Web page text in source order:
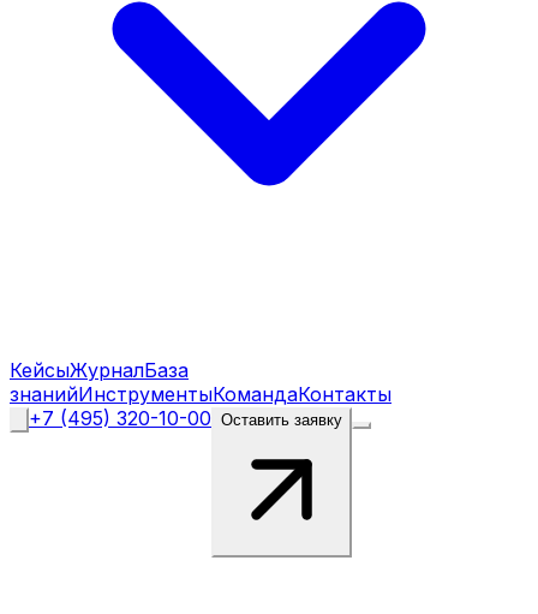
КейсыЖурналБаза
знанийИнструментыКомандаКонтакты
+7 (495) 320-10-00 Оставить заявку